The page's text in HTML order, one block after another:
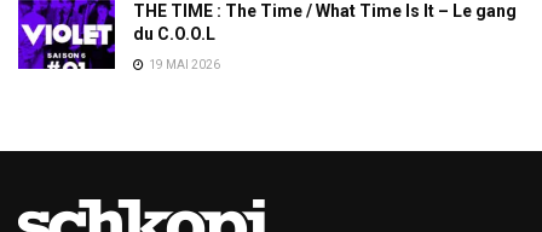
THE TIME : The Time / What Time Is It – Le gang
du C.O.O.L
19 MAI 2026